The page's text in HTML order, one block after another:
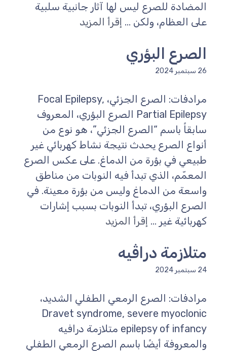
المضادة للصرع ليس لها آثار جانبية سلبية
على العظام، ولكن ... إقرأ المزيد
الصرع البؤري
26 سبتمبر 2024
مرادفات: الصرع الجزئي، Focal Epilepsy,
Partial Epilepsy الصرع البؤري، المعروف
سابقاً باسم “الصرع الجزئي”، هو نوع من
أنواع الصرع يحدث نتيجة نشاط كهربائي غير
طبيعي في بؤرة من الدماغ. على عكس الصرع
المعمّم، الذي تبدأ فيه النوبات من مناطق
واسعة من الدماغ وليس من بؤرة معينة. في
الصرع البؤري، تبدأ النوبات بسبب إشارات
كهربائية غير ... إقرأ المزيد
متلازمة دراڤيه
24 سبتمبر 2024
مرادفات: الصرع الرمعي الطفلي الشديد،
Dravet syndrome, severe myoclonic
epilepsy of infancy متلازمة درافيه
والمعروفة أيضًا باسم الصرع الرمعي الطفلي